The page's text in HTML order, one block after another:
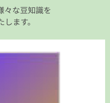
々な豆知識を
ます。